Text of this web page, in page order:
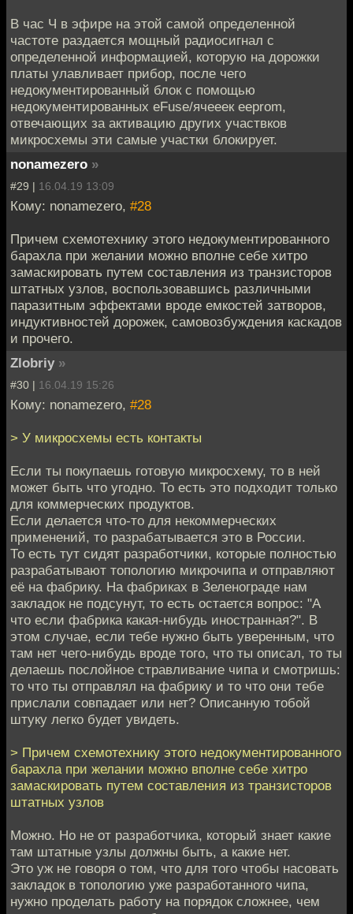
В час Ч в эфире на этой самой определенной
частоте раздается мощный радиосигнал с
определенной информацией, которую на дорожки
платы улавливает прибор, после чего
недокументированный блок с помощью
недокументированных eFuse/ячееек eeprom,
отвечающих за активацию других участвков
микросхемы эти самые участки блокирует.
nonamezero »
#29 | 16.04.19 13:09
Кому: nonamezero, #28
Причем схемотехнику этого недокументированного
барахла при желании можно вполне себе хитро
замаскировать путем составления из транзисторов
штатных узлов, воспользовавшись различными
паразитным эффектами вроде емкостей затворов,
индуктивностей дорожек, самовозбуждения каскадов
и прочего.
Zlobriy »
#30 | 16.04.19 15:26
Кому: nonamezero, #28
> У микросхемы есть контакты
Если ты покупаешь готовую микросхему, то в ней
может быть что угодно. То есть это подходит только
для коммерческих продуктов.
Если делается что-то для некоммерческих
применений, то разрабатывается это в России.
То есть тут сидят разработчики, которые полностью
разрабатывают топологию микрочипа и отправляют
её на фабрику. На фабриках в Зеленограде нам
закладок не подсунут, то есть остается вопрос: "А
что если фабрика какая-нибудь иностранная?". В
этом случае, если тебе нужно быть уверенным, что
там нет чего-нибудь вроде того, что ты описал, то ты
делаешь послойное стравливание чипа и смотришь:
то что ты отправлял на фабрику и то что они тебе
прислали совпадает или нет? Описанную тобой
штуку легко будет увидеть.
> Причем схемотехнику этого недокументированного
барахла при желании можно вполне себе хитро
замаскировать путем составления из транзисторов
штатных узлов
Можно. Но не от разработчика, который знает какие
там штатные узлы должны быть, а какие нет.
Это уж не говоря о том, что для того чтобы насовать
закладок в топологию уже разработанного чипа,
нужно проделать работу на порядок сложнее, чем